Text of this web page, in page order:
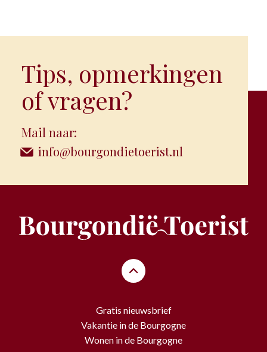
Tips, opmerkingen
of vragen?
Mail naar:
info@bourgondietoerist.nl
Gratis nieuwsbrief
Vakantie in de Bourgogne
Wonen in de Bourgogne